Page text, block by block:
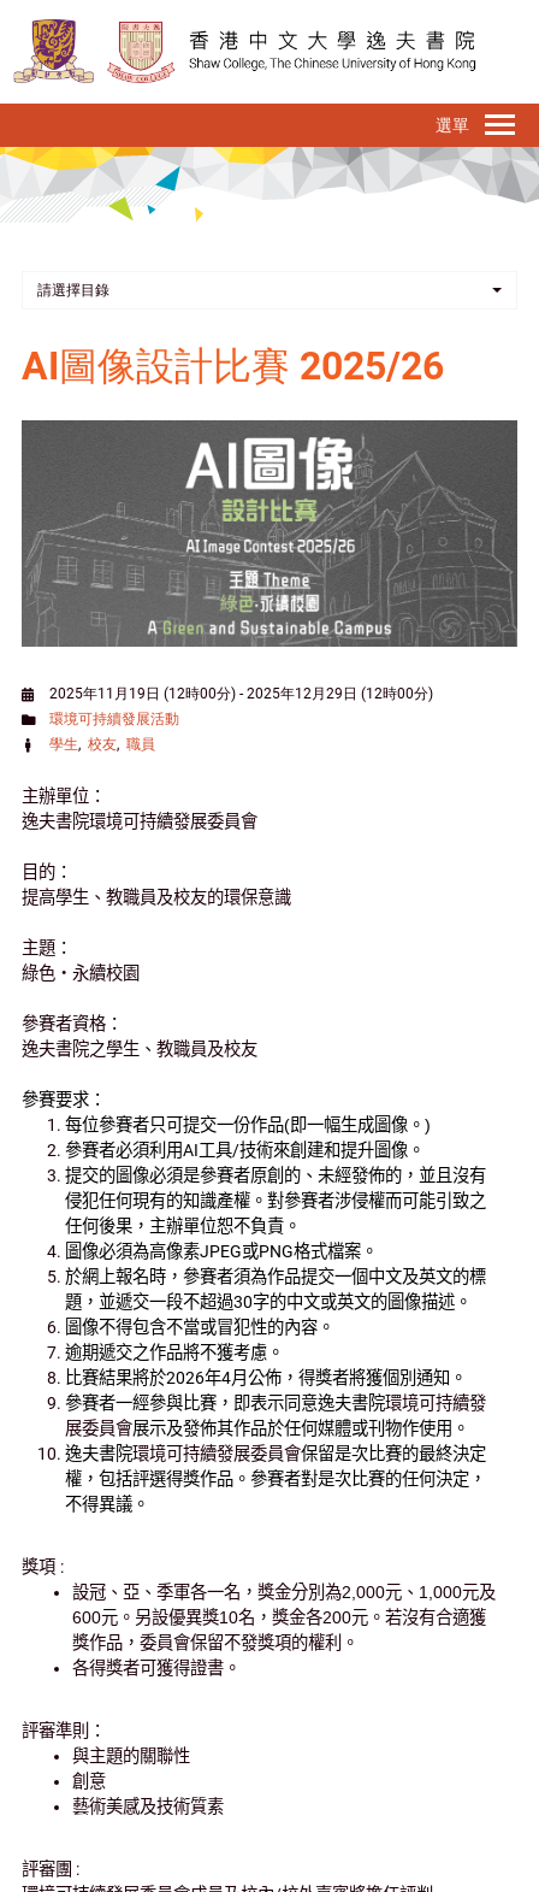
請選擇目錄
AI圖像設計比賽 2025/26
2025年11月19日 (12時00分) -2025年12月29日 (12時00分)
環境可持續發展活動
學生 校友 職員
主辦單位：
逸夫書院環境可持續發展委員會
目的：
提高學生、教職員及校友的環保意識
主題：
綠色‧永續校園
參賽者資格：
逸夫書院之學生、教職員及校友
參賽要求：
每位參賽者只可提交一份作品(即一幅生成圖像。 )
參賽者必須利用AI工具/技術來創建和提升圖像。
提交的圖像必須是參賽者原創的、未經發佈的，並且沒有
侵犯任何現有的知識產權。對參賽者涉侵權而可能引致之
任何後果，主辦單位恕不負責。
圖像必須為高像素JPEG或PNG格式檔案。
於網上報名時，參賽者須為作品提交一個中文及英文的標
題，並遞交一段不超過30字的中文或英文的圖像描述。
圖像不得包含不當或冒犯性的內容。
逾期遞交之作品將不獲考慮。
比賽結果將於2026年4月公佈，得獎者將獲個別通知。
參賽者一經參與比賽，即表示同意逸夫書院環境可持續發
展委員會展示及發佈其作品於任何媒體或刊物作使用。
逸夫書院環境可持續發展委員會保留是次比賽的最終決定
權，包括評選得獎作品。參賽者對是次比賽的任何決定，
不得異議。
獎項 :
設冠、亞、季軍各一名，獎金分別為2,000元、 1,000元及
600元。另設優異獎10名，獎金各200元。若沒有合適獲
獎作品，委員會保留不發獎項的權利。
各得獎者可獲得證書。
評審準則：
與主題的關聯性
創意
藝術美感及技術質素
評審團 :